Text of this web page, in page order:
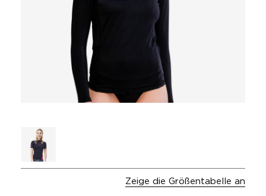
Zeige die Größentabelle an